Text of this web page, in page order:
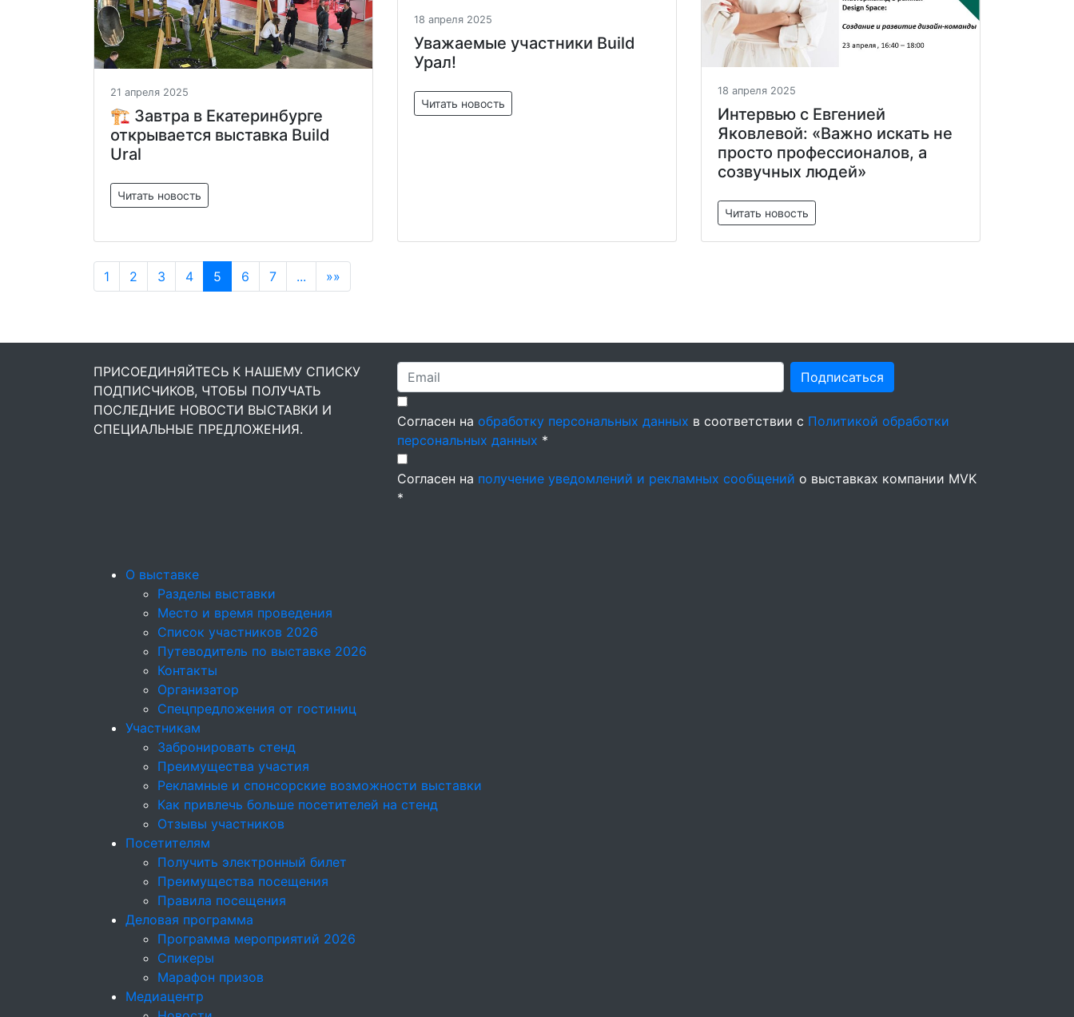
21 апреля 2025
🏗 Завтра в Екатеринбурге
открывается выставка Build
Ural
Читать новость
18 апреля 2025
Уважаемые участники Build
Урал!
Читать новость
18 апреля 2025
Интервью с Евгенией
Яковлевой: «Важно искать не
просто профессионалов, а
созвучных людей»
Читать новость
1 2 3 4 5 6 7 ... »»
ПРИСОЕДИНЯЙТЕСЬ К НАШЕМУ СПИСКУ
ПОДПИСЧИКОВ, ЧТОБЫ ПОЛУЧАТЬ
ПОСЛЕДНИЕ НОВОСТИ ВЫСТАВКИ И
СПЕЦИАЛЬНЫЕ ПРЕДЛОЖЕНИЯ.
Подписаться
Согласен на обработку персональных данных в соответствии с Политикой обработки
персональных данных *
Согласен на получение уведомлений и рекламных сообщений о выставках компании MVK
*
О выставке
Разделы выставки
Место и время проведения
Список участников 2026
Путеводитель по выставке 2026
Контакты
Организатор
Спецпредложения от гостиниц
Участникам
Забронировать стенд
Преимущества участия
Рекламные и спонсорские возможности выставки
Как привлечь больше посетителей на стенд
Отзывы участников
Посетителям
Получить электронный билет
Преимущества посещения
Правила посещения
Деловая программа
Программа мероприятий 2026
Спикеры
Марафон призов
Медиацентр